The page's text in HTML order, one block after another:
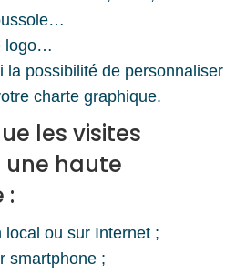
logo…
la possibilité de personnaliser
charte graphique.
les visites
haute
:
local ou sur Internet ;
smartphone ;